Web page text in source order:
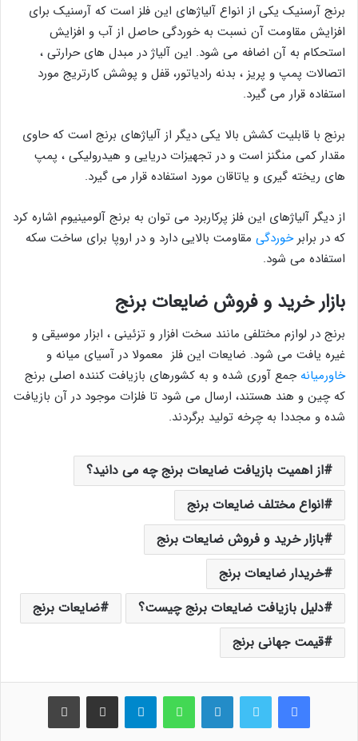
برنج آرسنیک یکی از انواع آلیاژهای این فلز است که آرسنیک برای
افزایش مقاومت آن نسبت به خوردگی حاصل از آب و افزایش
استحکام به آن اضافه می شود. این آلیاژ در مبدل های حرارتی ،
اتصالات پمپ و پریز ، بدنه رادیاتور، قفل و پوشش کارتریج مورد
استفاده قرار می گیرد.
برنج با قابلیت کشش بالا یکی دیگر از آلیاژهای برنج است که حاوی
مقدار کمی منگنز است و در تجهیزات دریایی و هیدرولیکی ، پمپ
های ریخته گیری و یاتاقان مورد استفاده قرار می گیرد.
از دیگر آلیاژهای این فلز پرکاربرد می توان به برنج آلومینیوم اشاره کرد
که در برابرخوردگی مقاومت بالایی دارد و در اروپا برای ساخت سکه
استفاده می شود.
بازار خرید و فروش ضایعات برنج
برنج در لوازم مختلفی مانند سخت افزار و تزئینی ، ابزار موسیقی و
غیره یافت می شود. ضایعات این فلز معمولا در آسیای میانه و
خاورمیانهجمع آوری شده و به کشورهای بازیافت کننده اصلی برنج
که چین و هند هستند، ارسال می شود تا فلزات موجود در آن بازیافت
شده و مجددا به چرخه تولید برگردند.
از اهمیت بازیافت ضایعات برنج چه می دانید؟
انواع مختلف ضایعات برنج
بازار خرید و فروش ضایعات برنج
خریدار ضایعات برنج
دلیل بازیافت ضایعات برنج چیست؟
ضایعات برنج
قیمت جهانی برنج
فیس بوک لینکدین واتس آپ اشتراک گذاری از طریق ایمیل